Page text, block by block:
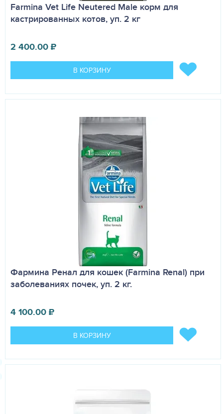
Farmina Vet Life Neutered Male корм для
кастрированных котов, уп. 2 кг
2 400.00₽
В КОРЗИНУ
Фармина Ренал для кошек (Farmina Renal) при
заболеваниях почек, уп. 2 кг.
4 100.00₽
В КОРЗИНУ